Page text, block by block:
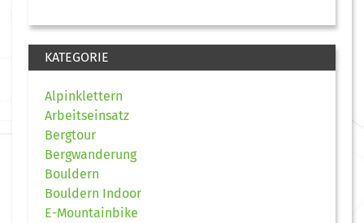
KATEGORIE
Alpinklettern
Arbeitseinsatz
Bergtour
Bergwanderung
Bouldern
Bouldern Indoor
E-Mountainbike